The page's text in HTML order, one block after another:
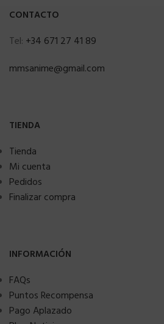
CONTACTO
Tel: +34 671 27 41 89
mmsanime@gmail.com
TIENDA
Tienda
Mi cuenta
Pedidos
Finalizar compra
INFORMACIÓN
FAQs
Puntos Recompensa
Pago Aplazado